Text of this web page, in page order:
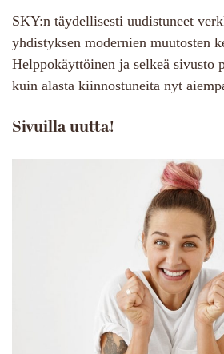
SKY:n täydellisesti uudistuneet
yhdistyksen modernien muutosten
Helppokäyttöinen ja selkeä sivusto
kuin alasta kiinnostuneita nyt
Sivuilla uutta!